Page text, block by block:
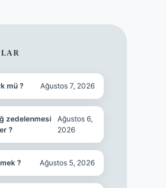
mü ? Ağustos 7, 2026
zedelenmesi
?
Ağustos 6,
2026
? Ağustos 5, 2026
ilbet yeni